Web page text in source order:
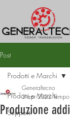
Post
Prodotti e Marchi
Supporti
Prodotti e Marchi
Produzione
Generaltecno
3 apr 2022